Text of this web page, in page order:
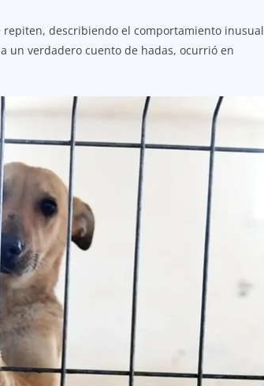
describiendo el comportamiento inusual
un verdadero cuento de hadas, ocurrió en